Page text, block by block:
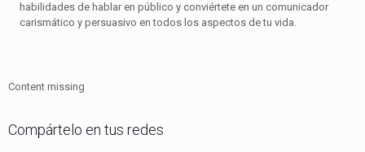
habilidades de hablar en público y conviértete en un comunicador
carismático y persuasivo en todos los aspectos de tu vida.
Content missing
Compártelo en tus redes